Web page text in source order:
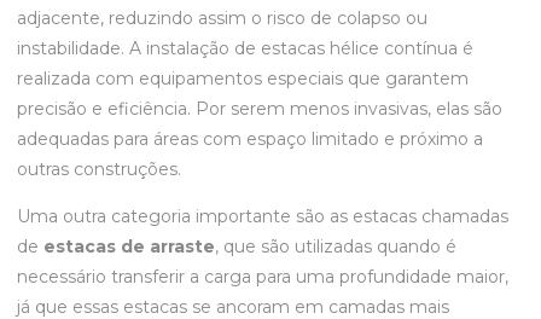
adjacente, reduzindo assim o risco de colapso ou
instabilidade. A instalação de estacas hélice contínua é
realizada com equipamentos especiais que garantem
precisão e eficiência. Por serem menos invasivas, elas são
adequadas para áreas com espaço limitado e próximo a
outras construções.
Uma outra categoria importante são as estacas chamadas
de estacas de arraste, que são utilizadas quando é
necessário transferir a carga para uma profundidade maior,
já que essas estacas se ancoram em camadas mais